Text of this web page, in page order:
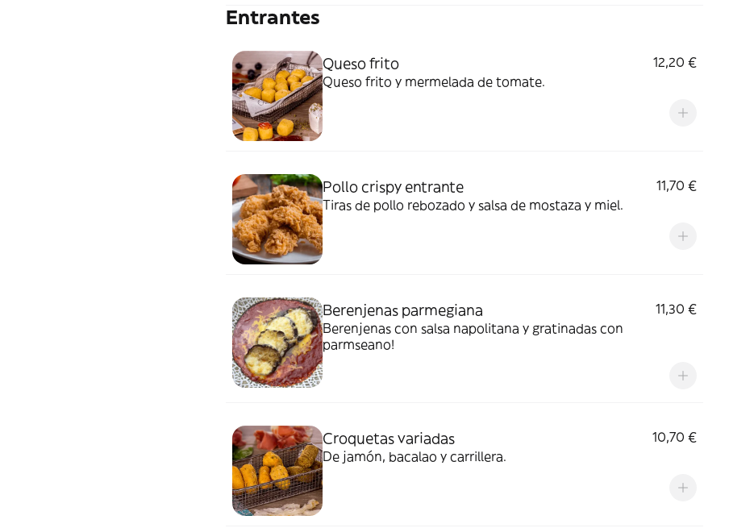
Entrantes
Queso frito
12,20 €
Queso frito y mermelada de tomate.
Pollo crispy entrante
11,70 €
Tiras de pollo rebozado y salsa de mostaza y miel.
Berenjenas parmegiana
11,30 €
Berenjenas con salsa napolitana y gratinadas con
parmseano!
Croquetas variadas
10,70 €
De jamón, bacalao y carrillera.